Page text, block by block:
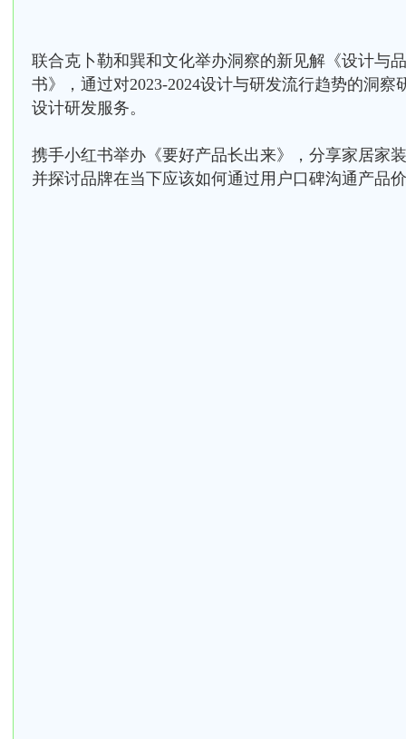
联合克卜勒和巽和文化举办洞察的新见解《设计与
书》，通过对2023-2024设计与研发流行趋势的洞
设计研发服务。
携手小红书举办《要好产品长出来》，分享家居家
并探讨品牌在当下应该如何通过用户口碑沟通产品